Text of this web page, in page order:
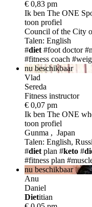
€ 0,83 pm
Ik ben The ONE
toon profiel
Council of the City
Talen: English
#diet #foot doctor
#fitness coach
nu beschikbaar
Vlad
Sereda
Fitness instructor
€ 0,07 pm
Ik ben The ONE
toon profiel
Gunma , Japan
Talen: English,
#diet plan #keto #
#fitness plan
nu beschikbaar
Anu
Daniel
Dietitian